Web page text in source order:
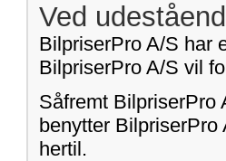
Ved
BilpriserPro A/S har
BilpriserPro A/S vil
Såfremt BilpriserPro
benytter
hertil.